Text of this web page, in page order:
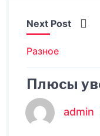
Next Post
Разное
Плюсы
admin